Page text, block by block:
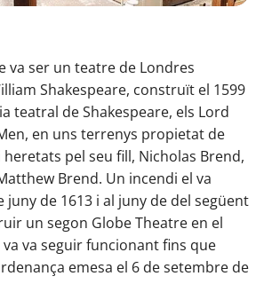
va ser un teatre de Londres
Shakespeare, construït el 1599
teatral de Shakespeare, els Lord
en uns terrenys propietat de
pel seu fill, Nicholas Brend,
Brend. Un incendi el va
juny de 1613 i al juny de del següent
un segon Globe Theatre en el
va seguir funcionant fins que
emesa el 6 de setembre de